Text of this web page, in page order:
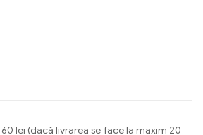
lei (dacă livrarea se face la maxim 20